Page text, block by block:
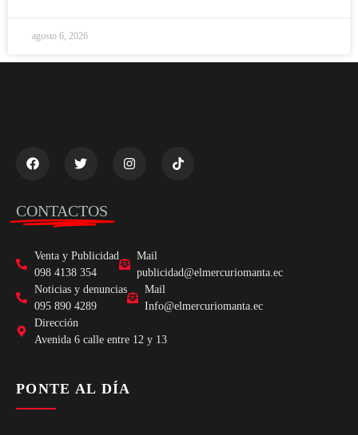
agosto 6, 2026
CONTACTOS
Venta y Publicidad
098 4138 354
Mail
publicidad@elmercuriomanta.ec
Noticias y denuncias
095 890 4289
Mail
Info@elmercuriomanta.ec
Dirección
Avenida 6 calle entre 12 y 13
PONTE AL DÍA